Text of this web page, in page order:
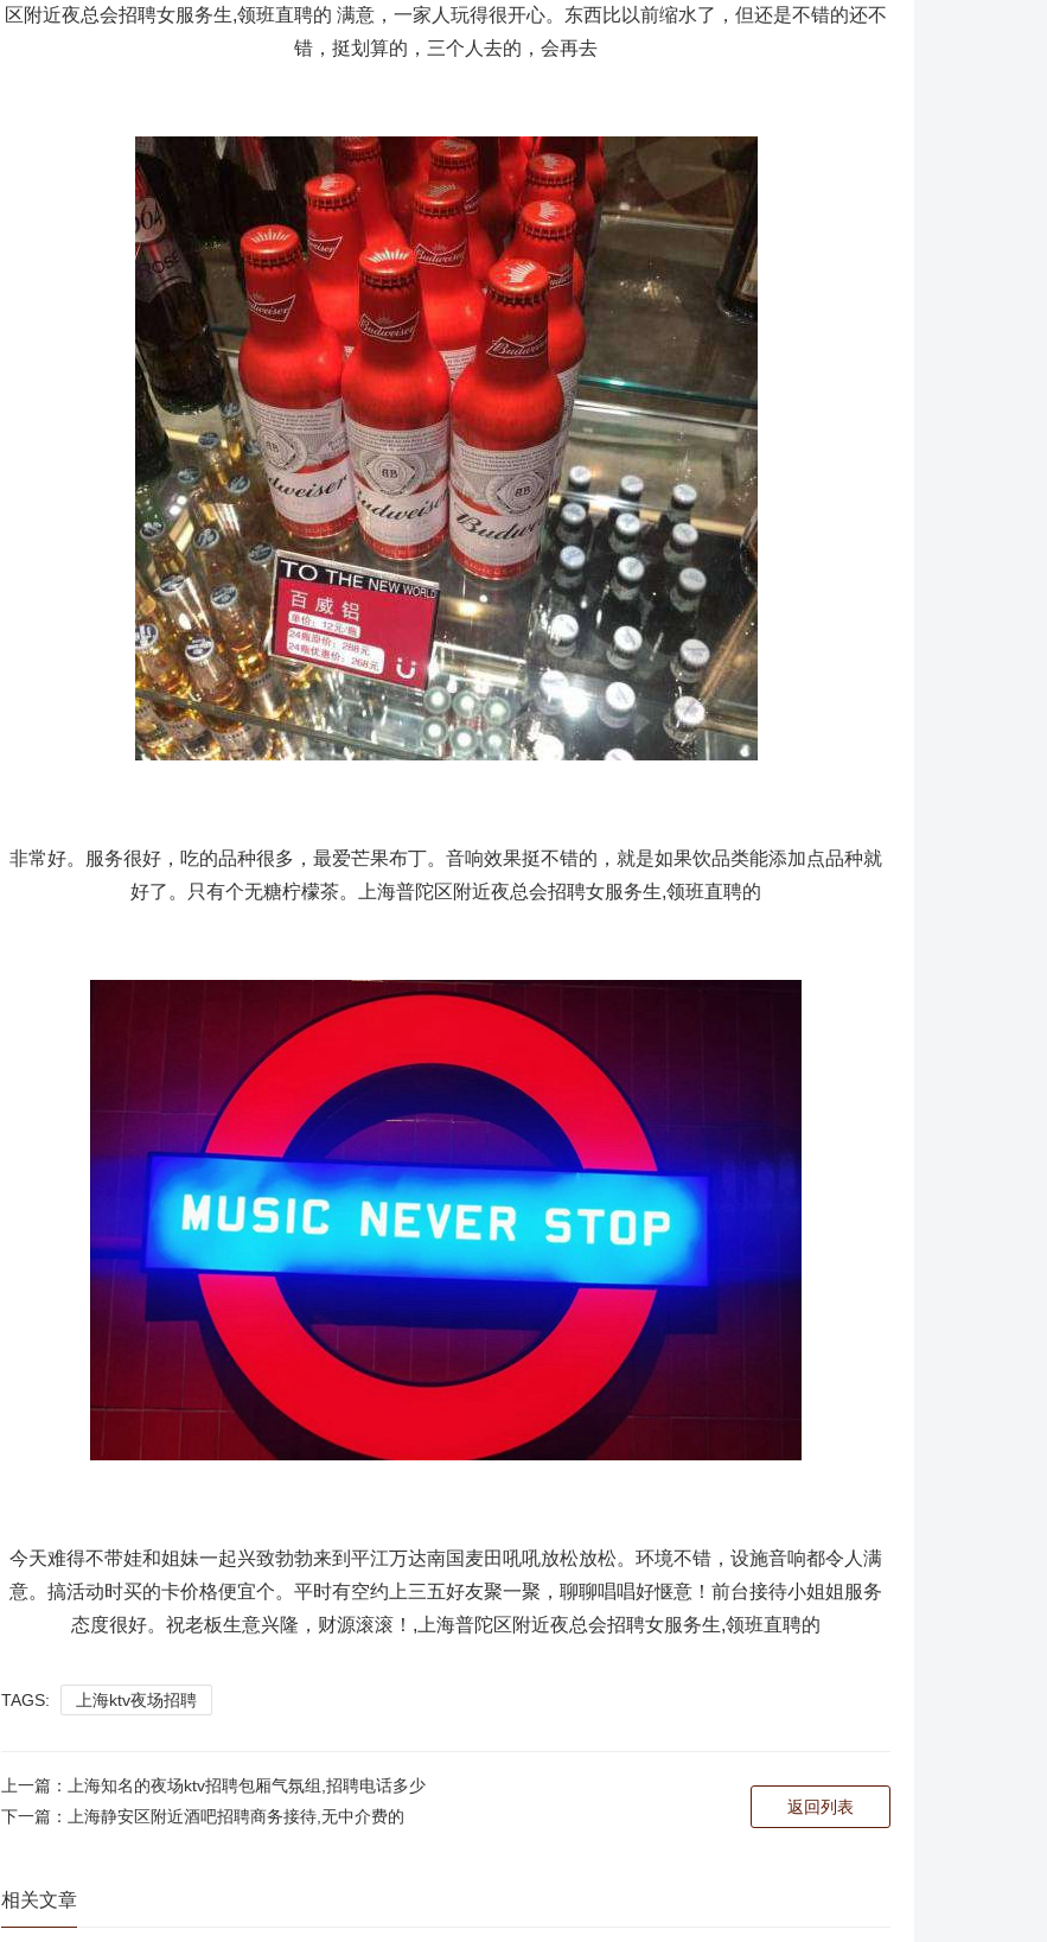
区附近夜总会招聘女服务生,领班直聘的 满意，一家人玩得很开心。东西比以前缩水了，但还是不错的还不
错，挺划算的，三个人去的，会再去
非常好。服务很好，吃的品种很多，最爱芒果布丁。音响效果挺不错的，就是如果饮品类能添加点品种就
好了。只有个无糖柠檬茶。上海普陀区附近夜总会招聘女服务生,领班直聘的
今天难得不带娃和姐妹一起兴致勃勃来到平江万达南国麦田吼吼放松放松。环境不错，设施音响都令人满
意。搞活动时买的卡价格便宜个。平时有空约上三五好友聚一聚，聊聊唱唱好惬意！前台接待小姐姐服务
态度很好。祝老板生意兴隆，财源滚滚！,上海普陀区附近夜总会招聘女服务生,领班直聘的
TAGS: 上海ktv夜场招聘
返回列表
上一篇：
上海知名的夜场ktv招聘包厢气氛组,招聘电话多少
下一篇：
上海静安区附近酒吧招聘商务接待,无中介费的
相关文章